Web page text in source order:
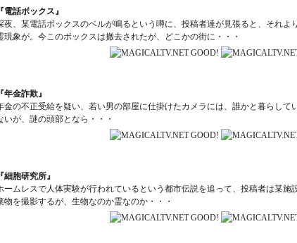
電話ボックス』
夜、某電話ボックスのベルが鳴るという噂に、投稿者達が見張ると、それよ
現象が。今このボックスは撤去されたが、どこかの街に・・・
年金詐欺』
金の不正受給を疑い、若い男の部屋に仕掛けたカメラには、誰かと暮らして
いが、謎の頭部となら・・・
細胞研究所』
ームレスで人体実験が行われているという都市伝説を追って、投稿者は某施
物を撮影するが、生物なのか霊なのか・・・